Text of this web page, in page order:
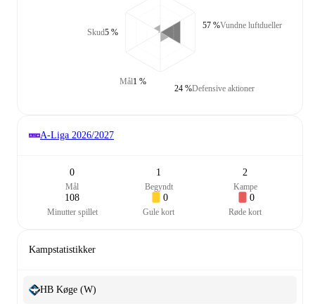
Skud5 %
Mål1 %
Vundne luftdueller
57 %
Defensive aktioner
24 %
A-Liga 2026/2027
0
Mål
1
Begyndt
2
Kampe
108
Minutter spillet
0
Gule kort
0
Røde kort
Kampstatistikker
HB Køge (W)